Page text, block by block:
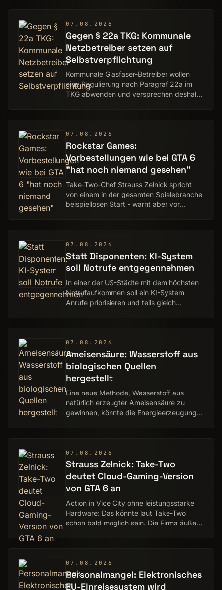
07.08.2026
Gegen § 22a TKG: Kommunale
Netzbetreiber setzen auf
Selbstverpflichtung
Kommunale Glasfaser-Betreiber wollen
eine Regulierung nach Paragraf 22a im
TKG abwenden und versprechen deshalb
07.08.2026
Rockstar Games:
Vorbestellungen wie bei GTA 6
"hat noch niemand gesehen"
Take-Two-Chef Strauss Zelnick spricht
von einem in der gesamten Spielebranche
beispiellosen Start - warnt aber vor
07.08.2026
Statt Disponenten: KI-System
soll Notrufe entgegennehmen
In einer der US-Städte mit dem höchsten
Notrufaufkommen soll ein KI-System
Anrufe priorisieren und teils gleich
07.08.2026
Ameisensäure: Wasserstoff aus
biologischen Quellen
hergestellt
Eine neue Methode, Wasserstoff aus
natürlich erzeugter Ameisensäure zu
gewinnen, könnte die Energieerzeugung
07.08.2026
Strauss Zelnick: Take-Two
deutet Cloud-Gaming-Version
von GTA 6 an
Action in Vice City ohne leistungsstarke
Hardware: Das könnte laut Take-Two
schon bald möglich sein. Die Firma äußert
07.08.2026
Personalmangel: Elektronisches
EU-Einreisesystem wird